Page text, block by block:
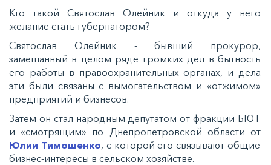
Кто такой Святослав Олейник и откуда у него
желание стать губернатором?
Святослав Олейник - бывший прокурор,
замешанный в целом ряде громких дел в бытность
его работы в правоохранительных органах, и дела
эти были связаны с вымогательством и «отжимом»
предприятий и бизнесов.
Затем он стал народным депутатом от фракции БЮТ
и «смотрящим» по Днепропетровской области от
Юлии Тимошенко, с которой его связывают общие
бизнес-интересы в сельском хозяйстве.